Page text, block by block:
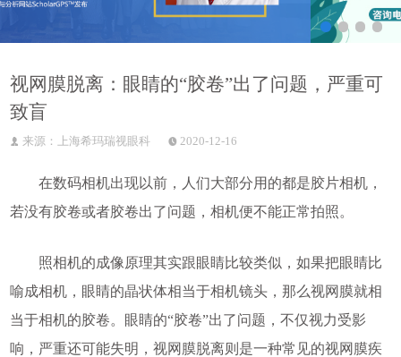
视网膜脱离：眼睛的“胶卷”出了问题，严重可
致盲
来源：上海希玛瑞视眼科 2020-12-16
在数码相机出现以前，人们大部分用的都是胶片相机，
若没有胶卷或者胶卷出了问题，相机便不能正常拍照。
照相机的成像原理其实跟眼睛比较类似，如果把眼睛比
喻成相机，眼睛的晶状体相当于相机镜头，那么视网膜就相
当于相机的胶卷。眼睛的“胶卷”出了问题，不仅视力受影
响，严重还可能失明，视网膜脱离则是一种常见的视网膜疾